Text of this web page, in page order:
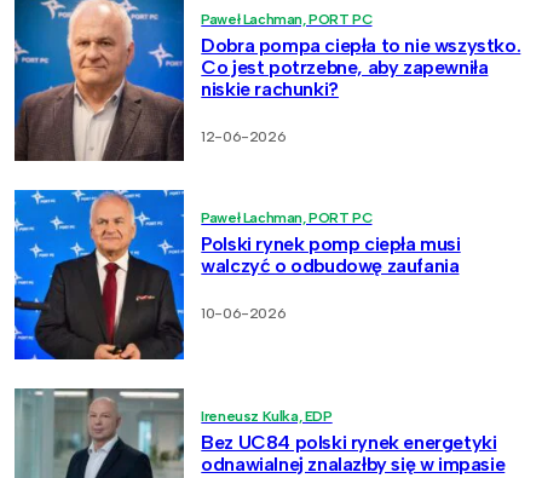
Paweł Lachman, PORT PC
Dobra pompa ciepła to nie wszystko.
Co jest potrzebne, aby zapewniła
niskie rachunki?
12-06-2026
Paweł Lachman, PORT PC
Polski rynek pomp ciepła musi
walczyć o odbudowę zaufania
10-06-2026
Ireneusz Kulka, EDP
Bez UC84 polski rynek energetyki
odnawialnej znalazłby się w impasie